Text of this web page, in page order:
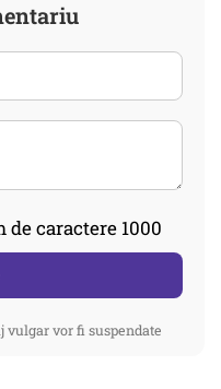
de caractere 1000
vor fi suspendate